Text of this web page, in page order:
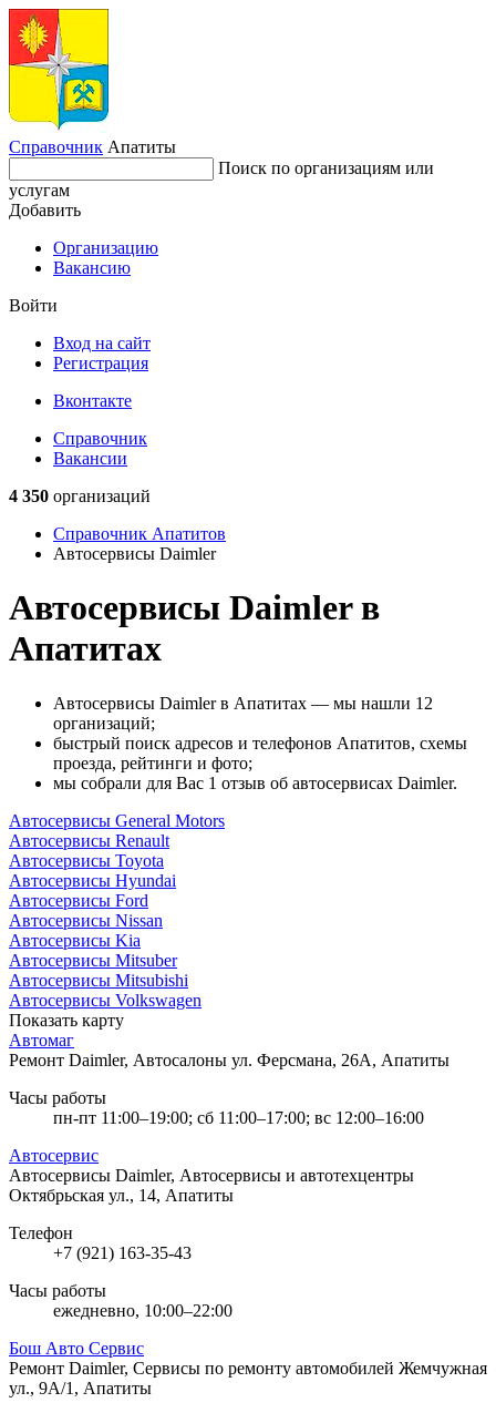
Справочник Апатиты
Поиск по организациям или
услугам
Добавить
Организацию
Вакансию
Войти
Вход на сайт
Регистрация
Вконтакте
Справочник
Вакансии
4 350 организаций
Справочник Апатитов
Автосервисы Daimler
Автосервисы Daimler в
Апатитах
Автосервисы Daimler в Апатитах — мы нашли 12
организаций;
быстрый поиск адресов и телефонов Апатитов, схемы
проезда, рейтинги и фото;
мы собрали для Вас 1 отзыв об автосервисах Daimler.
Автосервисы General Motors
Автосервисы Renault
Автосервисы Toyota
Автосервисы Hyundai
Автосервисы Ford
Автосервисы Nissan
Автосервисы Kia
Автосервисы Mitsuber
Автосервисы Mitsubishi
Автосервисы Volkswagen
Показать карту
Автомаг
Ремонт Daimler, Автосалоны ул. Ферсмана, 26А, Апатиты
Часы работы
пн-пт 11:00–19:00; сб 11:00–17:00; вс 12:00–16:00
Автосервис
Автосервисы Daimler, Автосервисы и автотехцентры
Октябрьская ул., 14, Апатиты
Телефон
+7 (921) 163-35-43
Часы работы
ежедневно, 10:00–22:00
Бош Авто Сервис
Ремонт Daimler, Сервисы по ремонту автомобилей Жемчужная
ул., 9А/1, Апатиты